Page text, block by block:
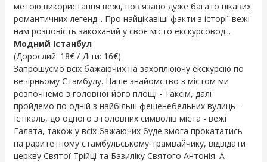
метою використання вежі, пов'язано дуже багато цікавих
романтичних легенд... Про найцікавіші факти з історії вежі
нам розповість закоханий у своє місто екскурсовод...
Модний Істанбул
(Дорослий: 18€ / Діти: 16€)
Запрошуємо всіх бажаючих на захоплюючу екскурсію по
вечірньому Стамбулу. Наше знайомство з містом ми
розпочнемо з головної його площі - Таксім, далі
пройдемо по одній з найбільш фешенебельних вулиць –
Істікаль, до одного з головних символів міста - вежі
Галата, також у всіх бажаючих буде змога прокататись
на раритетному стамбульському трамвайчику, відвідати
церкву Святої Трійці та Базиліку Святого Антонія. А